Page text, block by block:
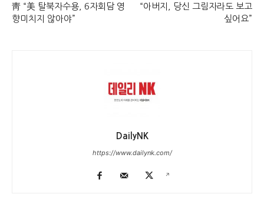
靑 “美 탈북자수용, 6자회담 영
향미치지 않아야”
“아버지, 당신 그림자라도 보고
싶어요”
DailyNK
https://www.dailynk.com/